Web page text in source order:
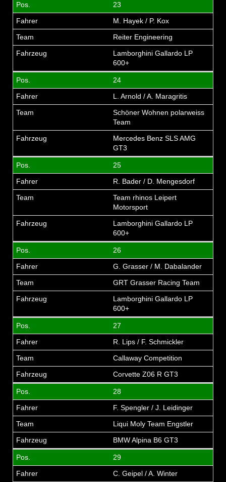
23
M. Hayek / P. Kox
Reiter Engineering
Lamborghini Gallardo LP
600+
24
L. Arnold / A. Maragritis
Schöner Wohnen polarweiss
Team
Mercedes Benz SLS AMG
GT3
25
R. Bader / D. Mengesdorf
Team rhinos Leipert
Motorsport
Lamborghini Gallardo LP
600+
26
G. Grasser / M. Dabalander
GRT Grasser Racing Team
Lamborghini Gallardo LP
600+
27
R. Lips / F. Schmickler
Callaway Competition
Corvette Z06 R GT3
28
F. Spengler / J. Leidinger
Liqui Moly Team Engstler
BMW Alpina B6 GT3
29
C. Geipel / A. Winter